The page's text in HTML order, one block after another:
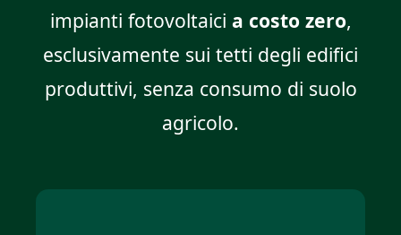
impianti fotovoltaici a costo zero,
esclusivamente sui tetti degli edifici
produttivi, senza consumo di suolo
agricolo.